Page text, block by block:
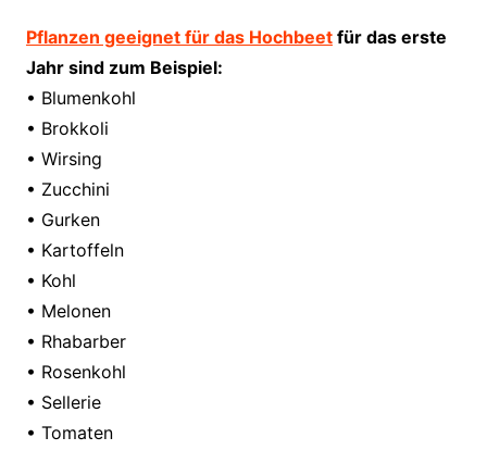
Pflanzen geeignet für das Hochbeetfür das erste
Jahr sind zum Beispiel:
• Blumenkohl
• Brokkoli
• Wirsing
• Zucchini
• Gurken
• Kartoffeln
• Kohl
• Melonen
• Rhabarber
• Rosenkohl
• Sellerie
• Tomaten